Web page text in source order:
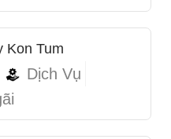
Kon Tum
Dịch Vụ